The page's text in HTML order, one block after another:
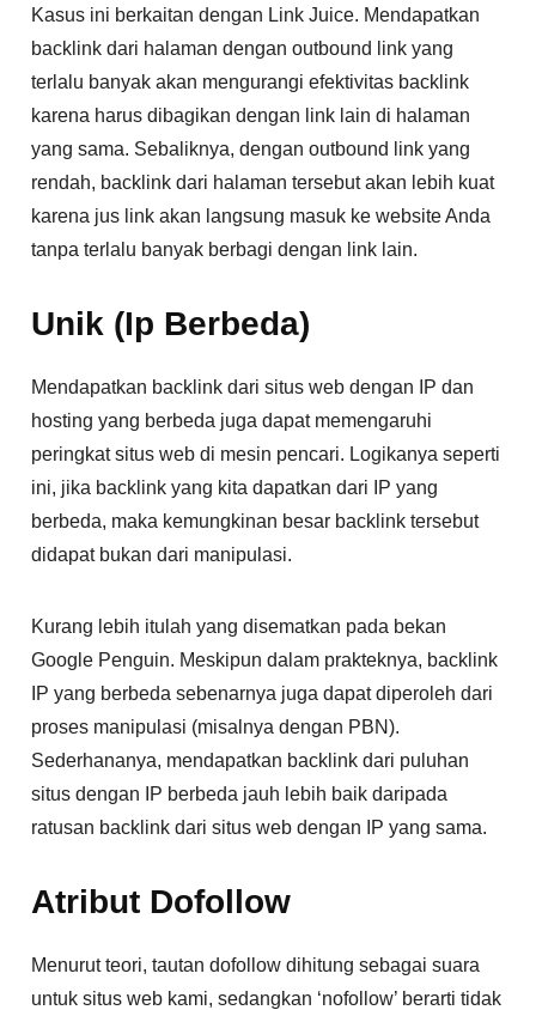
Kasus ini berkaitan dengan Link Juice. Mendapatkan
backlink dari halaman dengan outbound link yang
terlalu banyak akan mengurangi efektivitas backlink
karena harus dibagikan dengan link lain di halaman
yang sama. Sebaliknya, dengan outbound link yang
rendah, backlink dari halaman tersebut akan lebih kuat
karena jus link akan langsung masuk ke website Anda
tanpa terlalu banyak berbagi dengan link lain.
Unik (Ip Berbeda)
Mendapatkan backlink dari situs web dengan IP dan
hosting yang berbeda juga dapat memengaruhi
peringkat situs web di mesin pencari. Logikanya seperti
ini, jika backlink yang kita dapatkan dari IP yang
berbeda, maka kemungkinan besar backlink tersebut
didapat bukan dari manipulasi.
Kurang lebih itulah yang disematkan pada bekan
Google Penguin. Meskipun dalam prakteknya, backlink
IP yang berbeda sebenarnya juga dapat diperoleh dari
proses manipulasi (misalnya dengan PBN).
Sederhananya, mendapatkan backlink dari puluhan
situs dengan IP berbeda jauh lebih baik daripada
ratusan backlink dari situs web dengan IP yang sama.
Atribut Dofollow
Menurut teori, tautan dofollow dihitung sebagai suara
untuk situs web kami, sedangkan ‘nofollow’ berarti tidak